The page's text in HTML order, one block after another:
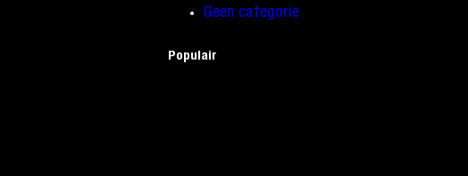
Geen categorie
Populair